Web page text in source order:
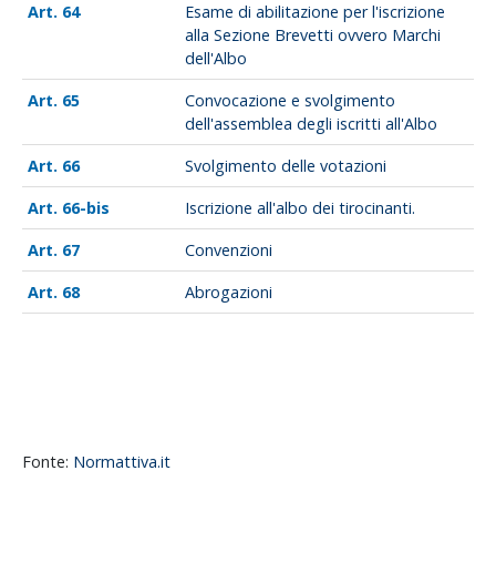
64
Esame di abilitazione per l'iscrizione
alla Sezione Brevetti ovvero Marchi
dell'Albo
65
Convocazione e svolgimento
dell'assemblea degli iscritti all'Albo
66
Svolgimento delle votazioni
66-bis
Iscrizione all'albo dei tirocinanti.
67
Convenzioni
68
Abrogazioni
Fonte: Normattiva.it